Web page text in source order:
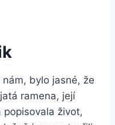
bylo jasné, že
ramena, její
popisovala život,